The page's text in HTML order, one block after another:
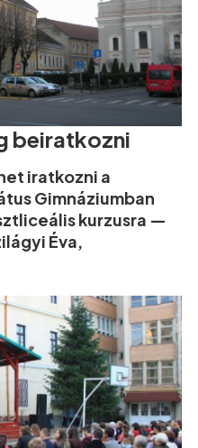
beiratkozni
iratkozni a
Gimnáziumban
kurzusra —
Éva,